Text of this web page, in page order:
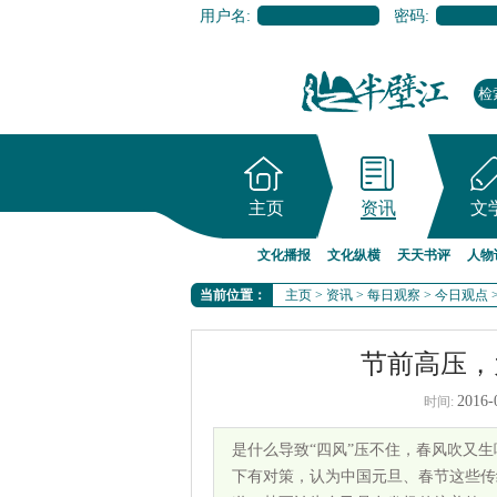
用户名: 密码:
主页 资讯 文
文化播报 文化纵横 天天书评 人物
当前位置： 主页 > 资讯 > 每日观察 > 今日观点
节前高压
时间: 2016-
是什么导致“四风”压不住，春风吹又
下有对策，认为中国元旦、春节这些